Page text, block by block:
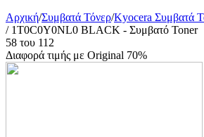
Αρχική/Συμβατά Τόνερ/Kyocera Συμβατά
/ 1T0C0Y0NL0 BLACK - Συμβατό Toner
58 του 112
Διαφορά τιμής με Original 70%